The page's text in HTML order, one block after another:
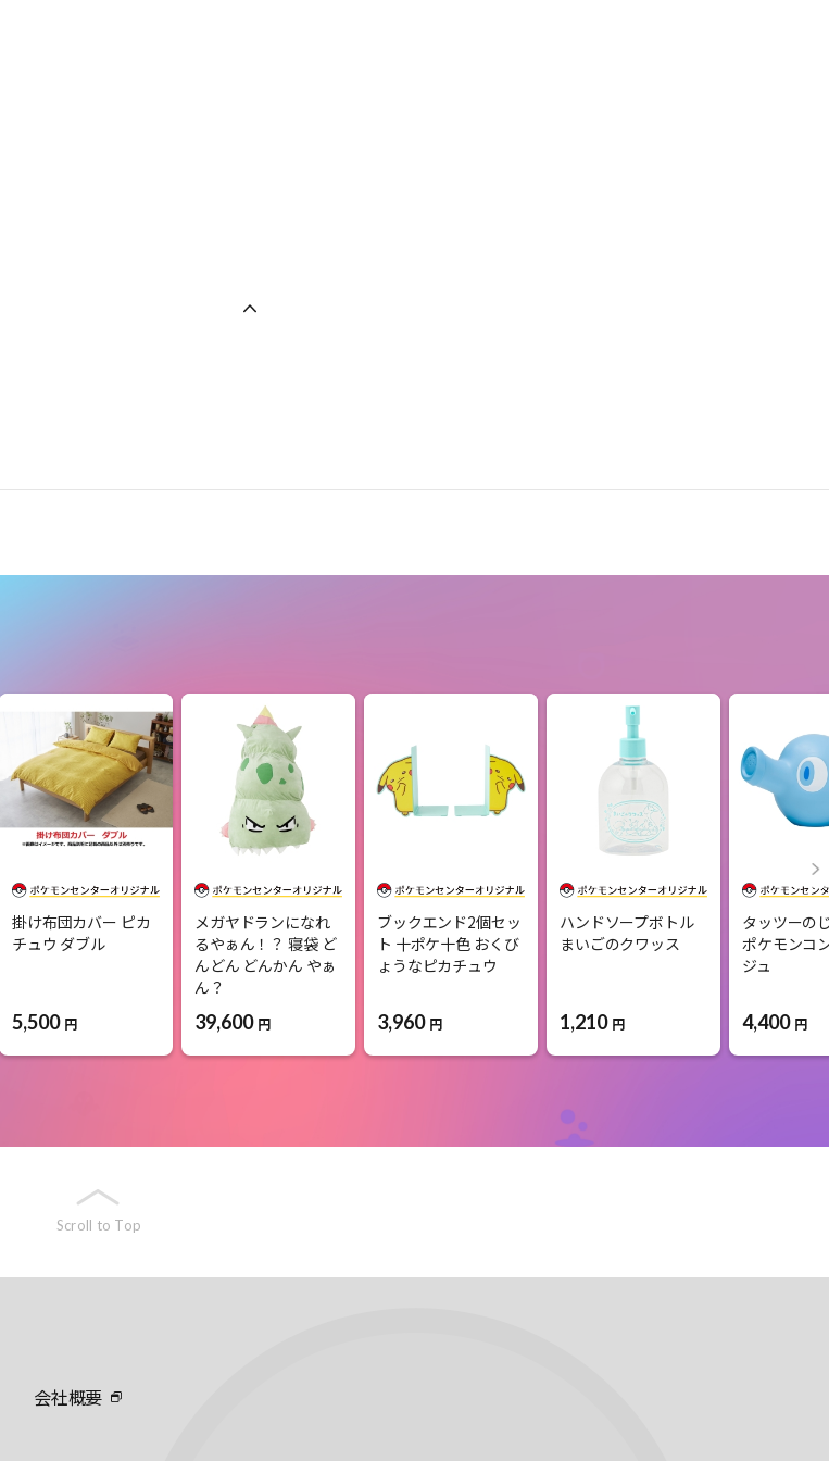
掛け布団カバー ピカ
チュウ ダブル
5,500 円
メガヤドランになれ
るやぁん！？ 寝袋 ど
んどん どんかん やぁ
ん？
39,600 円
ブックエンド2個セッ
ト 十ポケ十色 おくび
ょうなピカチュウ
3,960 円
ハンドソープボトル
まいごのクワッス
1,210 円
タッツーの
ポケモンコ
ジュ
4,400 円
Scroll to Top
会社概要